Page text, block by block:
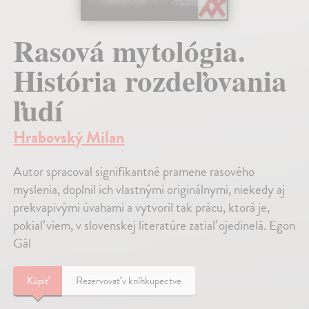
Rasová mytológia.
História rozdeľovania
ľudí
Hrabovský Milan
Autor spracoval signifikantné pramene rasového
myslenia, doplnil ich vlastnými originálnymi, niekedy aj
prekvapivými úvahami a vytvoril tak prácu, ktorá je,
pokiaľ viem, v slovenskej literatúre zatiaľ ojedinelá. Egon
Gál
Kúpiť Rezervovať v kníhkupectve